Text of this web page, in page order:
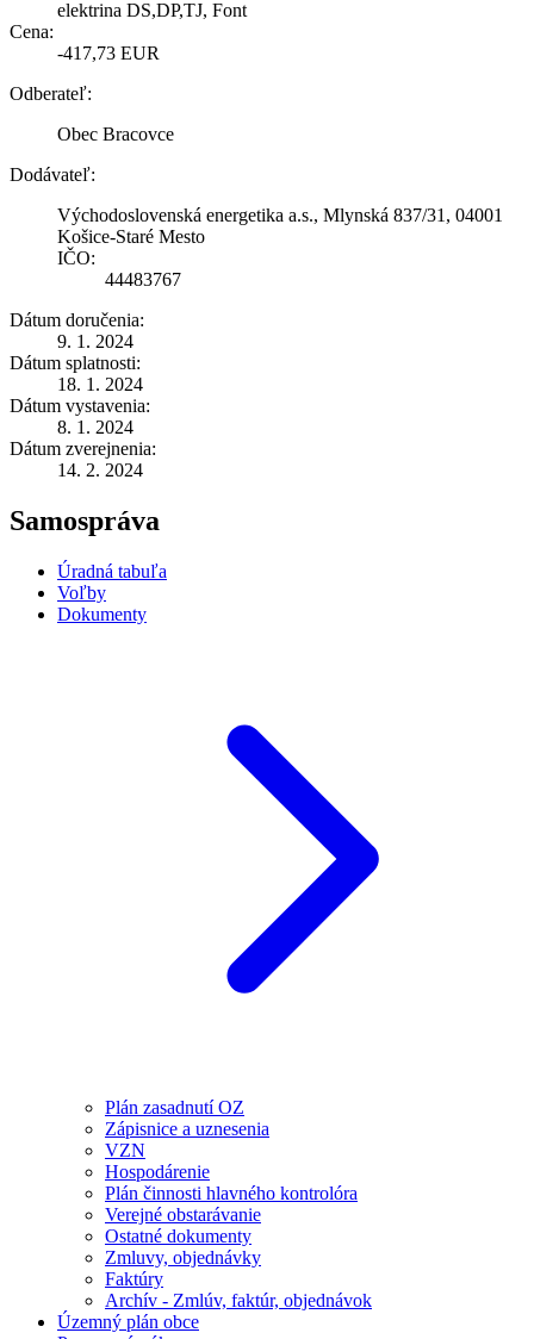
elektrina DS,DP,TJ, Font
Cena:
-417,73 EUR
Odberateľ:
Obec Bracovce
Dodávateľ:
Východoslovenská energetika a.s., Mlynská 837/31, 04001
Košice-Staré Mesto
IČO:
44483767
Dátum doručenia:
9. 1. 2024
Dátum splatnosti:
18. 1. 2024
Dátum vystavenia:
8. 1. 2024
Dátum zverejnenia:
14. 2. 2024
Samospráva
Úradná tabuľa
Voľby
Dokumenty
Plán zasadnutí OZ
Zápisnice a uznesenia
VZN
Hospodárenie
Plán činnosti hlavného kontrolóra
Verejné obstarávanie
Ostatné dokumenty
Zmluvy, objednávky
Faktúry
Archív - Zmlúv, faktúr, objednávok
Územný plán obce